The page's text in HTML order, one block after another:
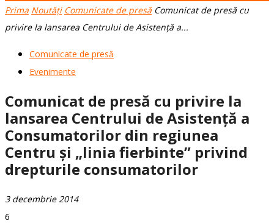
Prima Noutăți Comunicate de presă Comunicat de presă cu
privire la lansarea Centrului de Asistență a...
Comunicate de presă
Evenimente
Comunicat de presă cu privire la
lansarea Centrului de Asistență a
Consumatorilor din regiunea
Centru și „linia fierbinte” privind
drepturile consumatorilor
3 decembrie 2014
6